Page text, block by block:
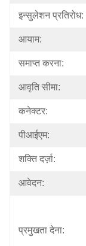
इन्सुलेशन प्रतिरोध:
आयाम:
समाप्त करना:
आवृति सीमा:
कनेक्टर:
पीआईएम:
शक्ति दर्ज़ा:
आवेदन:
प्रमुखता देना: